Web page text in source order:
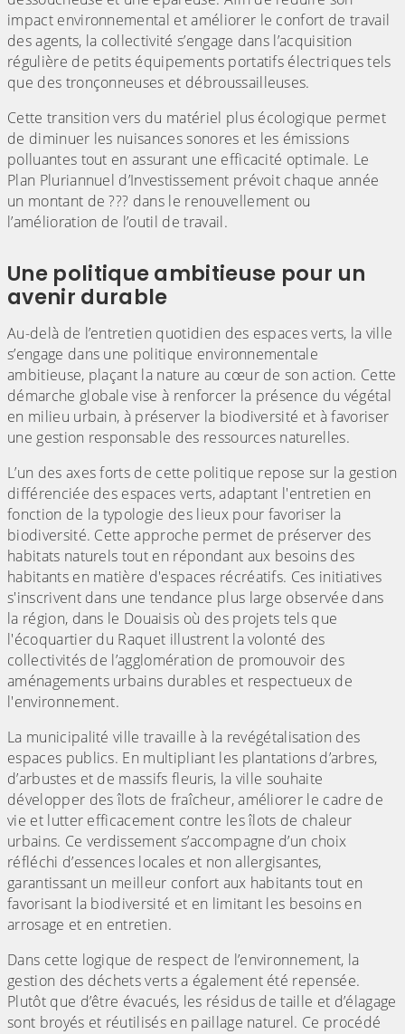
impact environnemental et améliorer le confort de travail
des agents, la collectivité s’engage dans l’acquisition
régulière de petits équipements portatifs électriques tels
que des tronçonneuses et débroussailleuses.
Cette transition vers du matériel plus écologique permet
de diminuer les nuisances sonores et les émissions
polluantes tout en assurant une efficacité optimale. Le
Plan Pluriannuel d’Investissement prévoit chaque année
un montant de ??? dans le renouvellement ou
l’amélioration de l’outil de travail.
Une politique ambitieuse pour un
avenir durable
Au-delà de l’entretien quotidien des espaces verts, la ville
s’engage dans une politique environnementale
ambitieuse, plaçant la nature au cœur de son action. Cette
démarche globale vise à renforcer la présence du végétal
en milieu urbain, à préserver la biodiversité et à favoriser
une gestion responsable des ressources naturelles.
L’un des axes forts de cette politique repose sur la gestion
différenciée des espaces verts, adaptant l'entretien en
fonction de la typologie des lieux pour favoriser la
biodiversité. Cette approche permet de préserver des
habitats naturels tout en répondant aux besoins des
habitants en matière d'espaces récréatifs. Ces initiatives
s'inscrivent dans une tendance plus large observée dans
la région, dans le Douaisis où des projets tels que
l'écoquartier du Raquet illustrent la volonté des
collectivités de l’agglomération de promouvoir des
aménagements urbains durables et respectueux de
l'environnement.
La municipalité ville travaille à la revégétalisation des
espaces publics. En multipliant les plantations d’arbres,
d’arbustes et de massifs fleuris, la ville souhaite
développer des îlots de fraîcheur, améliorer le cadre de
vie et lutter efficacement contre les îlots de chaleur
urbains. Ce verdissement s’accompagne d’un choix
réfléchi d’essences locales et non allergisantes,
garantissant un meilleur confort aux habitants tout en
favorisant la biodiversité et en limitant les besoins en
arrosage et en entretien.
Dans cette logique de respect de l’environnement, la
gestion des déchets verts a également été repensée.
Plutôt que d’être évacués, les résidus de taille et d’élagage
sont broyés et réutilisés en paillage naturel. Ce procédé